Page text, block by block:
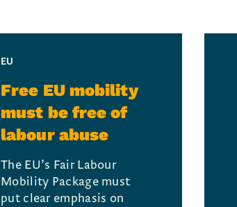
EU
Free EU mobility
must be free of
labour abuse
The EU’s Fair Labour
Mobility Package must
put clear emphasis on